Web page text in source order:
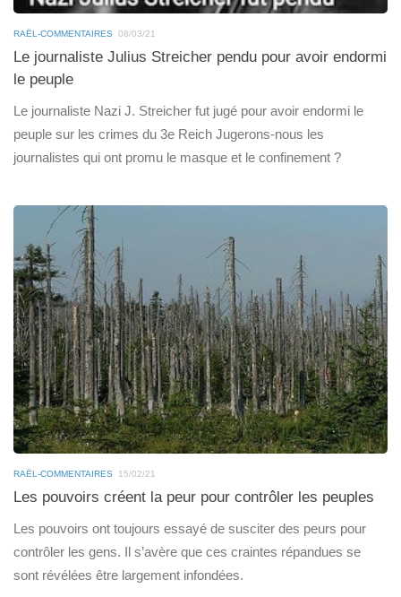
RAËL-COMMENTAIRES 08/03/21
Le journaliste Julius Streicher pendu pour avoir endormi
le peuple
Le journaliste Nazi J. Streicher fut jugé pour avoir endormi le
peuple sur les crimes du 3e Reich Jugerons-nous les
journalistes qui ont promu le masque et le confinement ?
RAËL-COMMENTAIRES 15/02/21
Les pouvoirs créent la peur pour contrôler les peuples
Les pouvoirs ont toujours essayé de susciter des peurs pour
contrôler les gens. Il s’avère que ces craintes répandues se
sont révélées être largement infondées.